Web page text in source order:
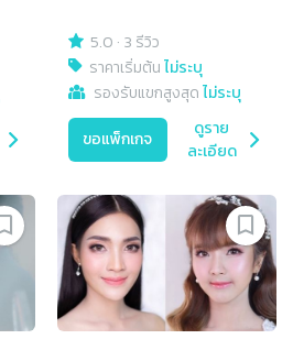
5.0 · 3 รีวิว
ราคาเริ่มต้นไม่ระบุ
รองรับแขกสูงสุดไม่ระบุ
ขอแพ็กเกจ
ดูราย
ละเอียด